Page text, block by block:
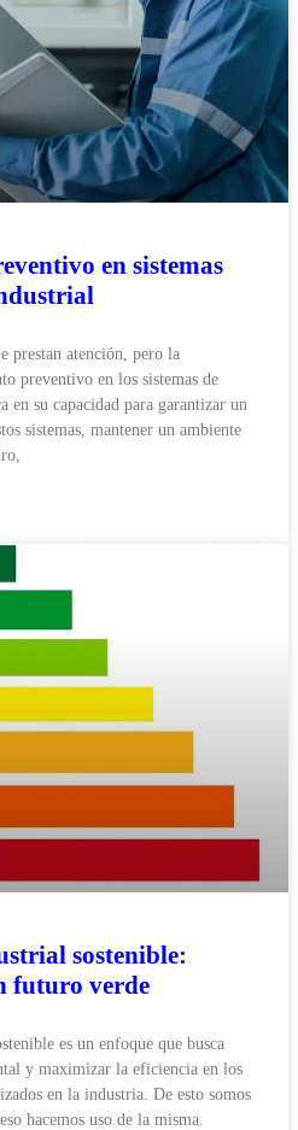
en sistemas
prestan atención, pero la
preventivo en los sistemas de
su capacidad para garantizar un
sistemas, mantener un ambiente
sostenible:
futuro verde
es un enfoque que busca
y maximizar la eficiencia en los
en la industria. De esto somos
hacemos uso de la misma.